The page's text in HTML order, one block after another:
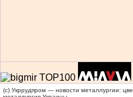
(c) Укррудпром — новости металлургии: